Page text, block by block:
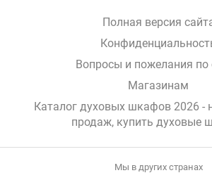
к
м
именно
и
Полная версия
Вопросы и пожелания по
Магазинам
Каталог духовых шкафов 2026 -
продаж, купить духовые
Мы в других странах